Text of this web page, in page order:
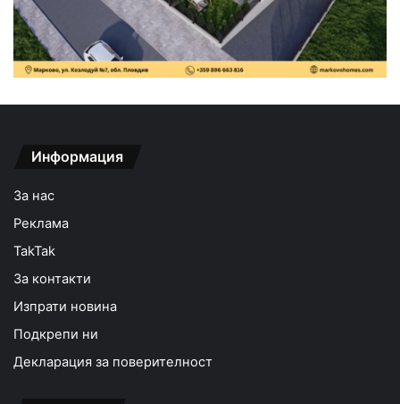
Информация
За нас
Реклама
TakTak
За контакти
Изпрати новина
Подкрепи ни
Декларация за поверителност